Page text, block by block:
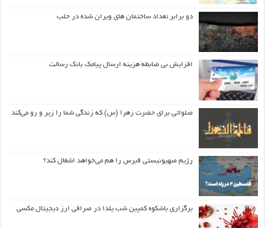
دو برابر تعداد ساختمان های ویران شده در حلب
افزایش بی ضابطه هزینه ارسال پیامک بانک رسالت
صلواتی برای حضرت زهرا (س) که زندگی شما را زیر و رو می‌کند
رژیم صهیونیستی قبرس را هم می‌خواهد اشغال کند؟
برگزاری باشکوه کمپین شب یلدا در صرافی ارز دیجیتال مکسی